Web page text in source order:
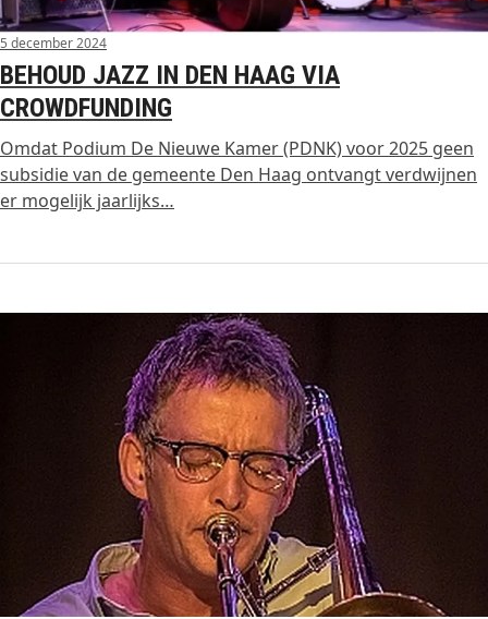
5 december 2024
BEHOUD JAZZ IN DEN HAAG VIA
CROWDFUNDING
Omdat Podium De Nieuwe Kamer (PDNK) voor 2025 geen
subsidie van de gemeente Den Haag ontvangt verdwijnen
er mogelijk jaarlijks…